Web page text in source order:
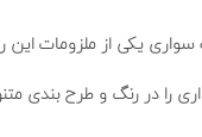
سواری یکی از
را در رنگ و طرح بندی